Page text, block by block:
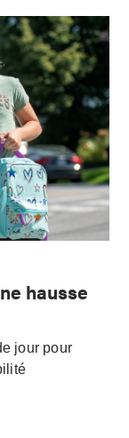
hausse
jour pour